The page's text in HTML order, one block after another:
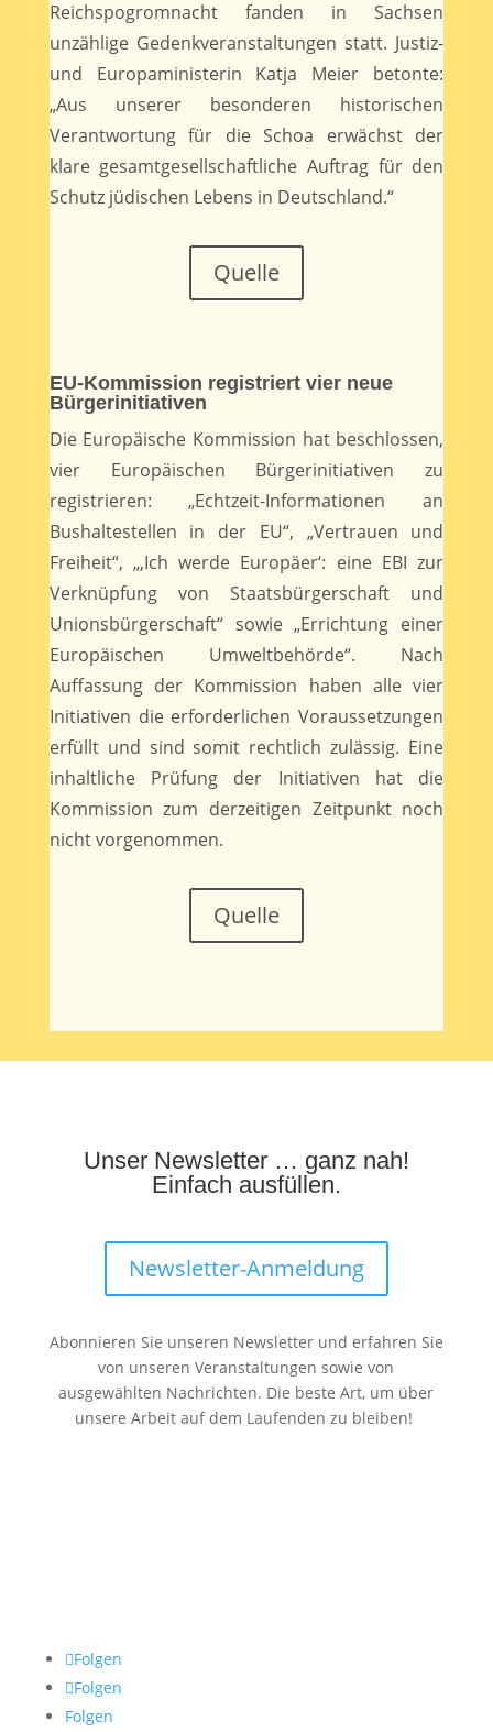
Reichspogromnacht fanden in Sachsen
unzählige Gedenkveranstaltungen statt. Justiz-
und Europaministerin Katja Meier betonte:
„Aus unserer besonderen historischen
Verantwortung für die Schoa erwächst der
klare gesamtgesellschaftliche Auftrag für den
Schutz jüdischen Lebens in Deutschland.“
Quelle
EU-Kommission registriert vier neue
Bürgerinitiativen
Die Europäische Kommission hat beschlossen,
vier Europäischen Bürgerinitiativen zu
registrieren: „Echtzeit-Informationen an
Bushaltestellen in der EU“, „Vertrauen und
Freiheit“, „‚Ich werde Europäer‘: eine EBI zur
Verknüpfung von Staatsbürgerschaft und
Unionsbürgerschaft“ sowie „Errichtung einer
Europäischen Umweltbehörde“. Nach
Auffassung der Kommission haben alle vier
Initiativen die erforderlichen Voraussetzungen
erfüllt und sind somit rechtlich zulässig. Eine
inhaltliche Prüfung der Initiativen hat die
Kommission zum derzeitigen Zeitpunkt noch
nicht vorgenommen.
Quelle
Unser Newsletter … ganz nah!
Einfach ausfüllen.
Newsletter-Anmeldung
Abonnieren Sie unseren Newsletter und erfahren Sie
von unseren Veranstaltungen sowie von
ausgewählten Nachrichten. Die beste Art, um über
unsere Arbeit auf dem Laufenden zu bleiben!
Folgen
Folgen
Folgen